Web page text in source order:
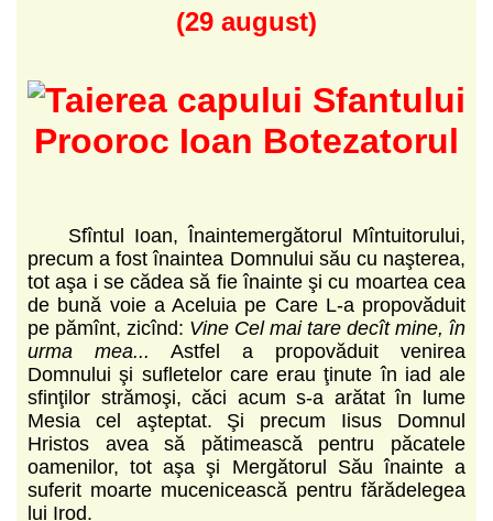
(29 august)
Sfîntul Ioan, Înaintemergătorul Mîntuitorului,
precum a fost înaintea Domnului său cu naşterea,
tot aşa i se cădea să fie înainte şi cu moartea cea
de bună voie a Aceluia pe Care L-a propovăduit
pe pămînt, zicînd: Vine Cel mai tare decît mine, în
urma mea... Astfel a propovăduit venirea
Domnului şi sufletelor care erau ţinute în iad ale
sfinţilor strămoşi, căci acum s-a arătat în lume
Mesia cel aşteptat. Şi precum Iisus Domnul
Hristos avea să pătimească pentru păcatele
oamenilor, tot aşa şi Mergătorul Său înainte a
suferit moarte mucenicească pentru fărădelegea
lui Irod.